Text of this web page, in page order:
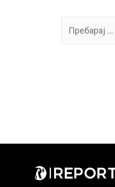
for: